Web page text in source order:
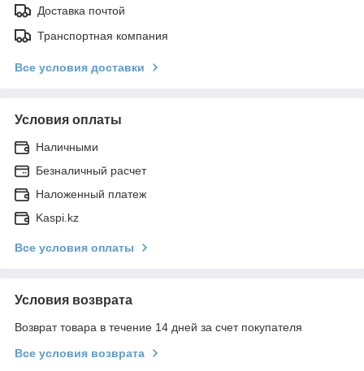
Доставка почтой
Транспортная компания
Все условия доставки
Условия оплаты
Наличными
Безналичный расчет
Наложенный платеж
Kaspi.kz
Все условия оплаты
Условия возврата
Возврат товара в течение 14 дней за счет покупателя
Все условия возврата